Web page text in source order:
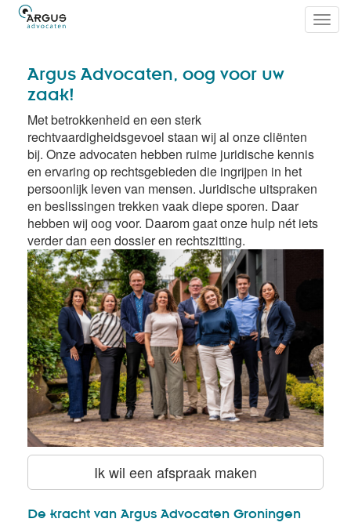
Argus Advocaten, oog voor uw
zaak!
Met betrokkenheid en een sterk
rechtvaardigheidsgevoel staan wij al onze cliënten
bij. Onze advocaten hebben ruime juridische kennis
en ervaring op rechtsgebieden die ingrijpen in het
persoonlijk leven van mensen. Juridische uitspraken
en beslissingen trekken vaak diepe sporen. Daar
hebben wij oog voor. Daarom gaat onze hulp nét iets
verder dan een dossier en rechtszitting.
Ik wil een afspraak maken
De kracht van Argus Advocaten Groningen